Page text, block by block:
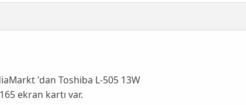
'dan Toshiba L-505 13W
ekran kartı var.